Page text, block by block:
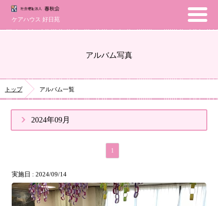
ケアハウス 好日苑
アルバム写真
トップ アルバム一覧
2024年09月
1
実施日 : 2024/09/14